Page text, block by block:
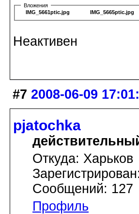
Вложения
IMG_5661ptic.jpg
IMG_5665ptic.jpg
Неактивен
#7 2008-06-09
pjatochka
Откуда: Харьков
Сообщений: 127
Профиль